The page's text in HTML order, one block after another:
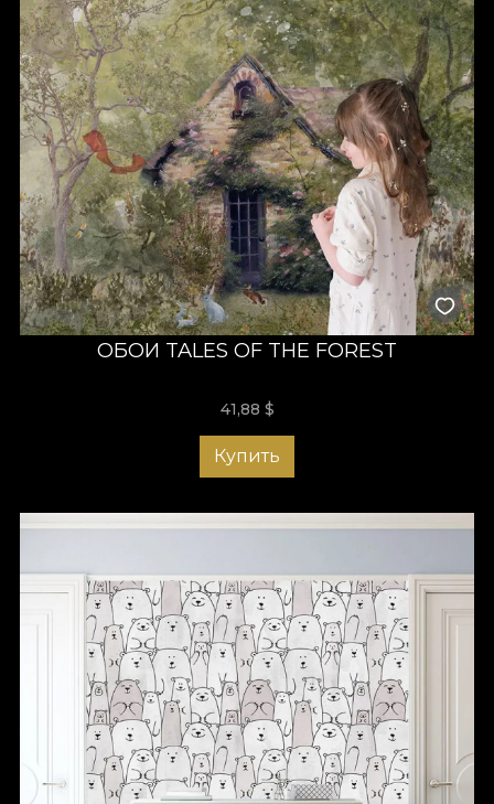
ОБОИ TALES OF THE FOREST
41,88 $
Купить